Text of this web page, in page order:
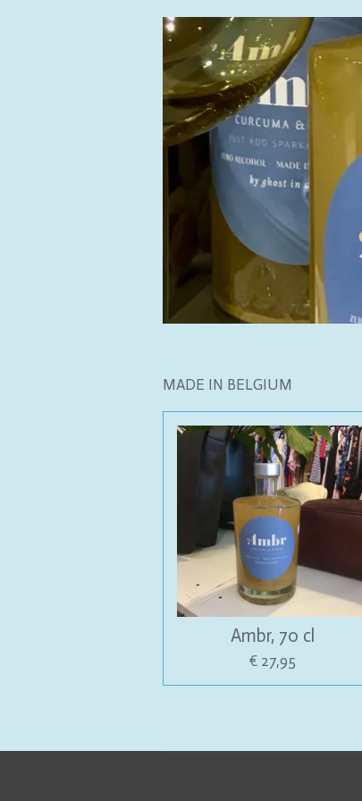
MADE IN BELGIUM
Ambr, 70 cl
€ 27,95